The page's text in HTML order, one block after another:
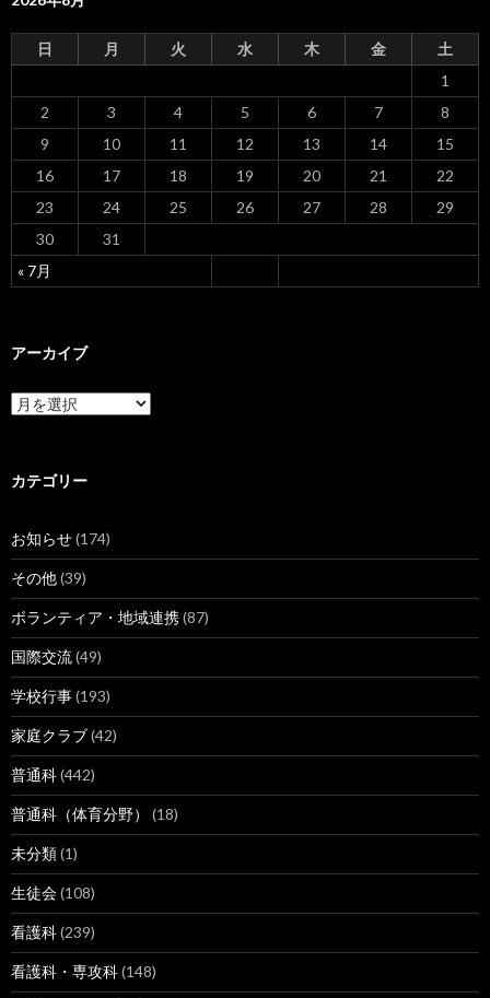
シ
ョ
ン
日 月 火 水 木 金 土
« 7月
1
2
3 4 5 6 7
8
9
10 11 12 13 14
15
16
17 18 19 20 21
22
23
24 25 26 27 28
29
30
31
アーカイブ
ア
ー
ブ
カテゴリー
お知らせ(174)
その他(39)
ボランティア・地域連携(87)
国際交流(49)
学校行事(193)
家庭クラブ(42)
普通科(442)
普通科（体育分野） (18)
未分類(1)
生徒会(108)
看護科(239)
看護科・専攻科(148)